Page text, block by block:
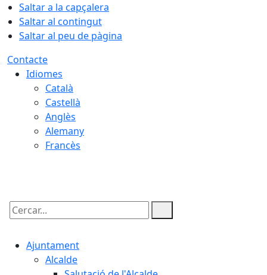
Saltar a la capçalera
Saltar al contingut
Saltar al peu de pàgina
Contacte
Idiomes
Català
Castellà
Anglès
Alemany
Francès
Cercar:
Ajuntament
Alcalde